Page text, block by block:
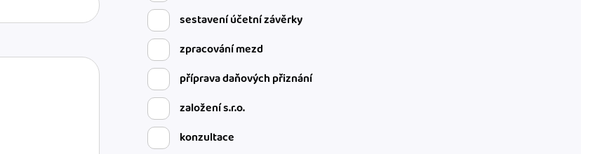
sestavení účetní závěrky
zpracování mezd
příprava daňových přiznání
založení s.r.o.
konzultace